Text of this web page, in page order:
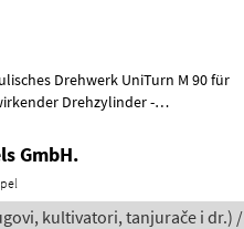
Drehzylinder -
GmbH.
kultivatori, tanjurače i dr.) /